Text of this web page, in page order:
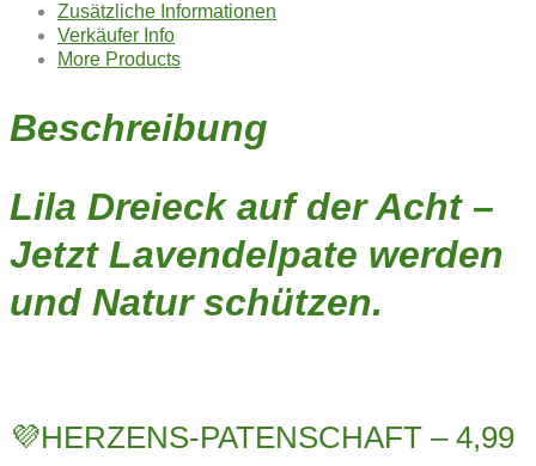
Zusätzliche Informationen
Verkäufer Info
More Products
Beschreibung
Lila Dreieck auf der Acht –
Jetzt Lavendelpate werden
und Natur schützen.
💜HERZENS-PATENSCHAFT – 4,99